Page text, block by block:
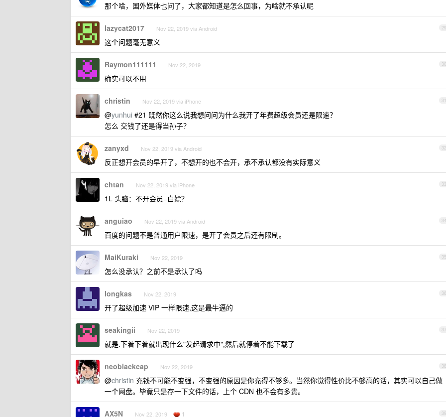
那个啥，国外媒体也问了，大家都知道是怎么回事，为啥就不承认呢
29
lazycat2017 Nov 22, 2019 via Android
这个问题毫无意义
30
Raymon111111 Nov 22, 2019
确实可以不用
31
christin Nov 22, 2019 via iPhone
@yunhui #21 既然你这么说我想问问为什么我开了年费超级会员还是限速？
怎么 交钱了还是得当孙子？
32
zanyxd Nov 22, 2019 via Android
反正想开会员的早开了，不想开的也不会开，承不承认都没有实际意义
33
chtan Nov 22, 2019 via iPhone
1L 头脑：不开会员=白嫖？
34
anguiao Nov 22, 2019 via Android
百度的问题不是普通用户限速，是开了会员之后还有限制。
35
MaiKuraki Nov 22, 2019
怎么没承认？之前不是承认了吗
36
longkas Nov 22, 2019
开了超级加速 VIP 一样限速,这是最牛逼的
37
seakingii Nov 22, 2019
就是.下着下着就出现什么"发起请求中",然后就停着不能下载了
38
neoblackcap Nov 22, 2019
@christin 充钱不可能不变强，不变强的原因是你充得不够多。当然你觉得性价比不够高的话，其实可以自己做
一个网盘。毕竟只是存一下文件的话，上个 CDN 也不会有多贵。
39
AX5N Nov 22, 2019 1